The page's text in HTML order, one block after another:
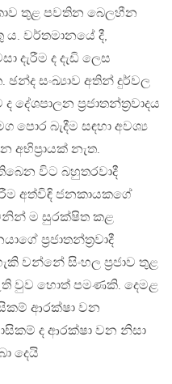
තුළ පවතින බෙලහීන
ය. වර්තමානයේ දී,
දැරීම ද දැඩි ලෙස
සංඛ්‍යාව අතින් දුර්වල
ප්‍රජාතන්ත්‍රවාදය
පොර බැදීම සඳහා අවශ්‍ය
නැත.
විට බහුතරවාදී
අත්විඳි ජනකායකගේ
ම සුරක්ෂිත කළ
ප්‍රජාතන්ත්‍රවාදී
වන්නේ සිංහල ප්‍රජාව තුළ
ඇති වුව හොත් පමණකි. දෙමළ
ආරක්ෂා වන
ද ආරක්ෂා වන නිසා
දෙයි